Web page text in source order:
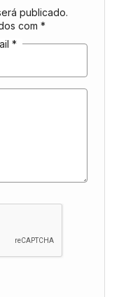
publicado.
com *
*